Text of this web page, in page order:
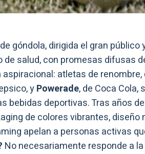
góndola, dirigida el gran
de salud, con promesas difusas
atletas de
yPowerade, de Coca Cola,
bebidas deportivas. Tras años
de colores vibrantes,
apelan a personas activas
No necesariamente responde a